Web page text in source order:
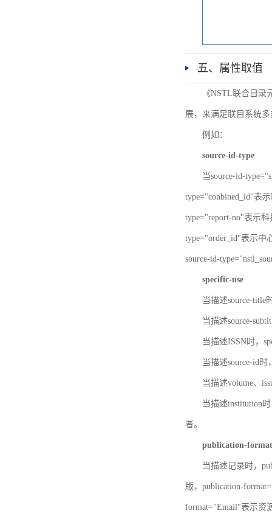
五、属性取值
《NSTL联合目
展，来满足联目系统
例如：
source-id-type
当source-id-
type="conbined_id"表
type="report-no"表示
type="order_id"表示中
source-id-
specific-use
当描述source-title
当描述source-
当描述ISSN时，
当描述source-id
当描述volume、
当描述institution
者。
publication-format
当描述记录时，
版，publication-
format="Email"表示资